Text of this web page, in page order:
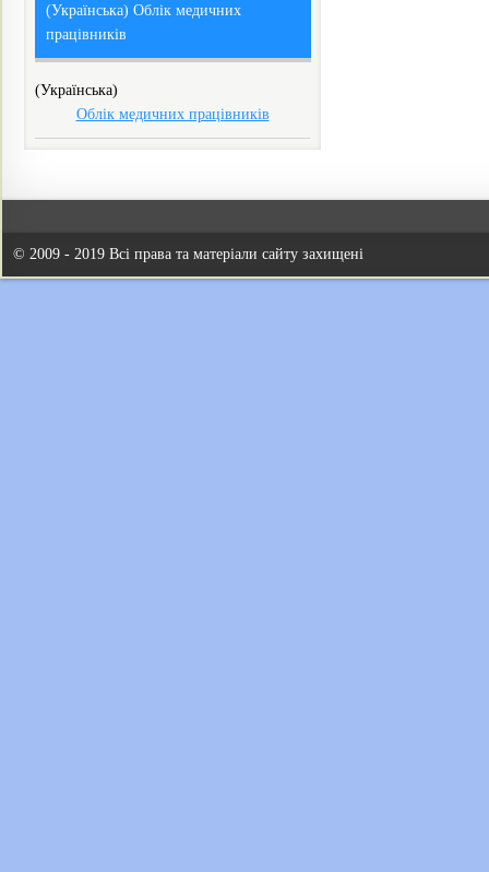
(Українська) Облік медичних
працівників
(Українська)
Облік медичних працівників
© 2009 - 2019 Всі права та матеріали сайту захищені